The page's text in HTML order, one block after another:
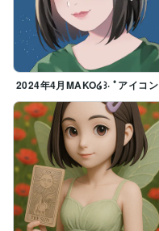
2024年4月MAKO໒꒱· ﾟアイコン